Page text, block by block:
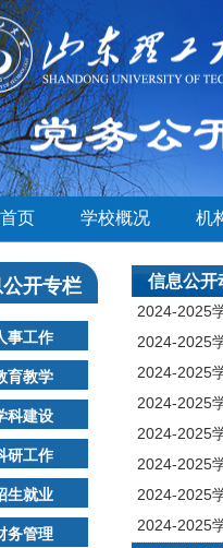
页 学校概况 机
开专栏
事工作
育教学
科建设
研工作
生就业
务管理
信息公开
2024-2025
2024-2025
2024-2025
2024-2025
2024-2025
2024-2025
2024-2025
2024-2025